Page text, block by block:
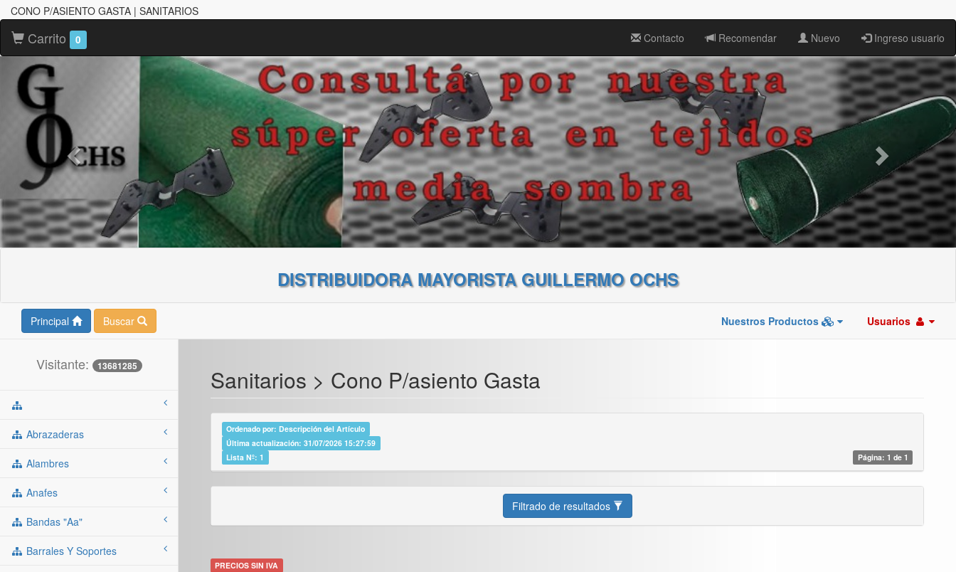
CONO P/ASIENTO GASTA | SANITARIOS
Carrito 0 Contacto Recomendar Nuevo Ingreso usuario
DISTRIBUIDORA MAYORISTA GUILLERMO OCHS
Principal Buscar Nuestros Productos Usuarios
Visitante: 13681285
Abrazaderas
Alambres
Anafes
Bandas "aa"
Barrales Y Soportes
Sanitarios > Cono P/asiento Gasta
Ordenado por: Descripción del Artículo
Última actualización: 31/07/2026 15:27:59
Lista Nº: 1
Página: 1 de 1
Filtrado de resultados
PRECIOS SIN IVA